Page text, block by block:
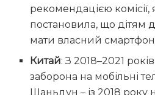
рекомендацією комісії,
постановила, що дітям
мати власний
Китай: З 2018–2021
заборона на мобільні
Шаньдун – із 2018 року